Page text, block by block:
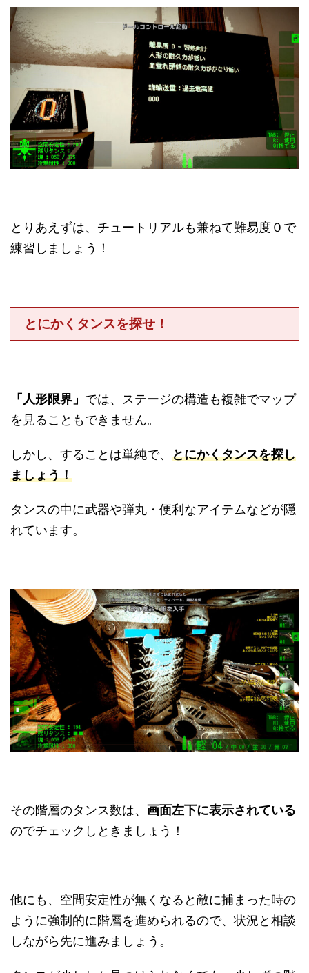
とりあえずは、チュートリアルも兼ねて難易度０で
練習しましょう！
とにかくタンスを探せ！
「人形限界」 では、ステージの構造も複雑でマップ
を見ることもできません。
しかし、することは単純で、 とにかくタンスを探し
ましょう！
タンスの中に武器や弾丸・便利なアイテムなどが隠
れています。
その階層のタンス数は、 画面左下に表示されている
のでチェックしときましょう！
他にも、空間安定性が無くなると敵に捕まった時の
ように強制的に階層を進められるので、状況と相談
しながら先に進みましょう。